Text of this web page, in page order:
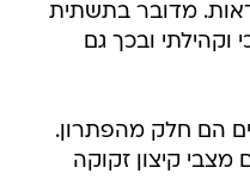
מדובר בתשתית
וקהילתי ובכך גם
הם חלק מהפתרון.
קיצון זקוקה